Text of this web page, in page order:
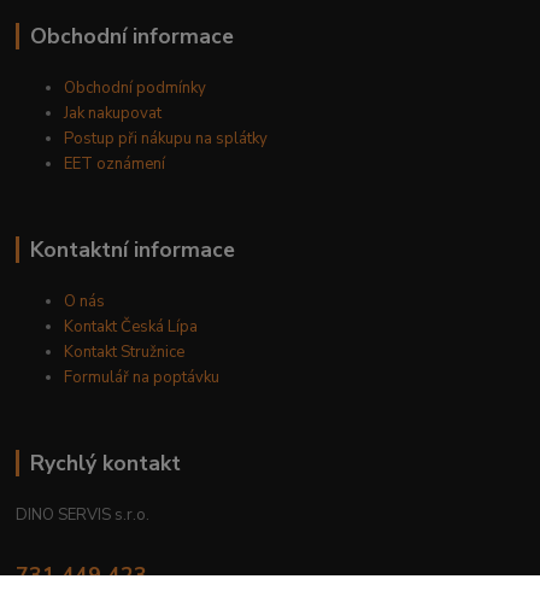
Obchodní informace
Obchodní podmínky
Jak nakupovat
Postup při nákupu na splátky
EET oznámení
Kontaktní informace
O nás
Kontakt Česká Lípa
Kontakt Stružnice
Formulář na poptávku
Rychlý kontakt
DINO SERVIS s.r.o.
731 449 423